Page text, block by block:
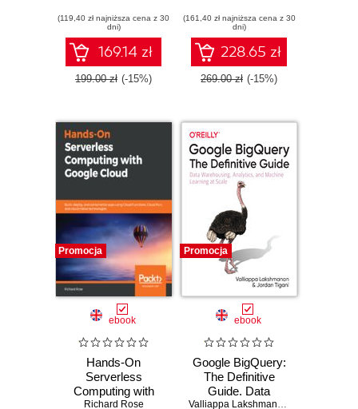
(119,40 zł najniższa cena z 30
dni)
169.14 zł
199.00 zł (-15%)
(161,40 zł najniższa cena z 30
dni)
228.65 zł
269.00 zł (-15%)
Promocja
ebook
Hands-On
Serverless
Computing with
Google Cloud.
Richard Rose
Promocja
ebook
Google BigQuery:
The Definitive
Guide. Data
Warehousing, Valliappa Lakshmanan